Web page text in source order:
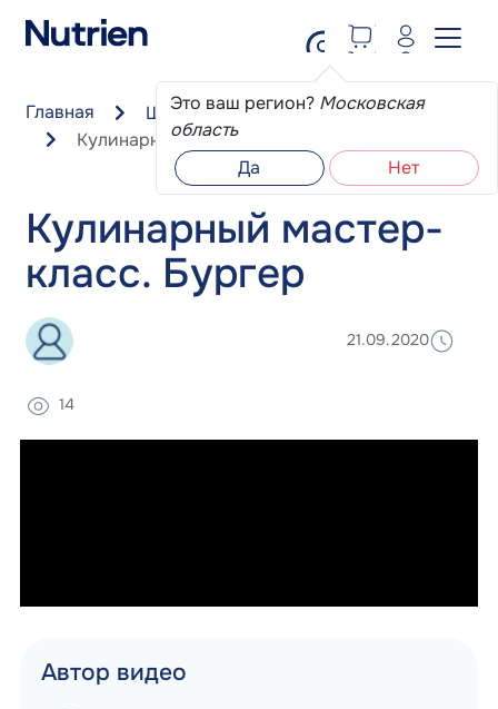
Это ваш регион? Московская
область
Да
Нет
Главная
Школа пациента
Кулинарный мастер-класс. Бургер
Кулинарный мастер-
класс. Бургер
21.09.2020
14
Автор видео